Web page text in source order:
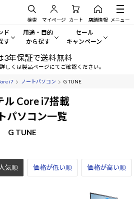
検索 マイページ カート 店舗情報 メニュー
をすべてみる
ド
す
用途・目的
から探す
一般向けパソコン
ゲーミングPC・ゲーム向けパソコン
クリエイティブ向け
ビジネス向けパソコン
学習向けパソコン
セール
キャンペーン
セール・キャンペー
期間限定セール
3年保証で送料無料
しくは製品ページにてご確認ください。
i7 ノートパソコン G TUNE
ル Core i7搭載
パソコン一覧
G TUNE
人気順 価格が低い順 価格が高い順